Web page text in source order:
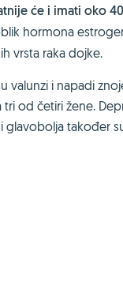
će i imati oko
hormona
vrsta raka dojke.
valunzi i napadi
od četiri žene.
glavobolja također